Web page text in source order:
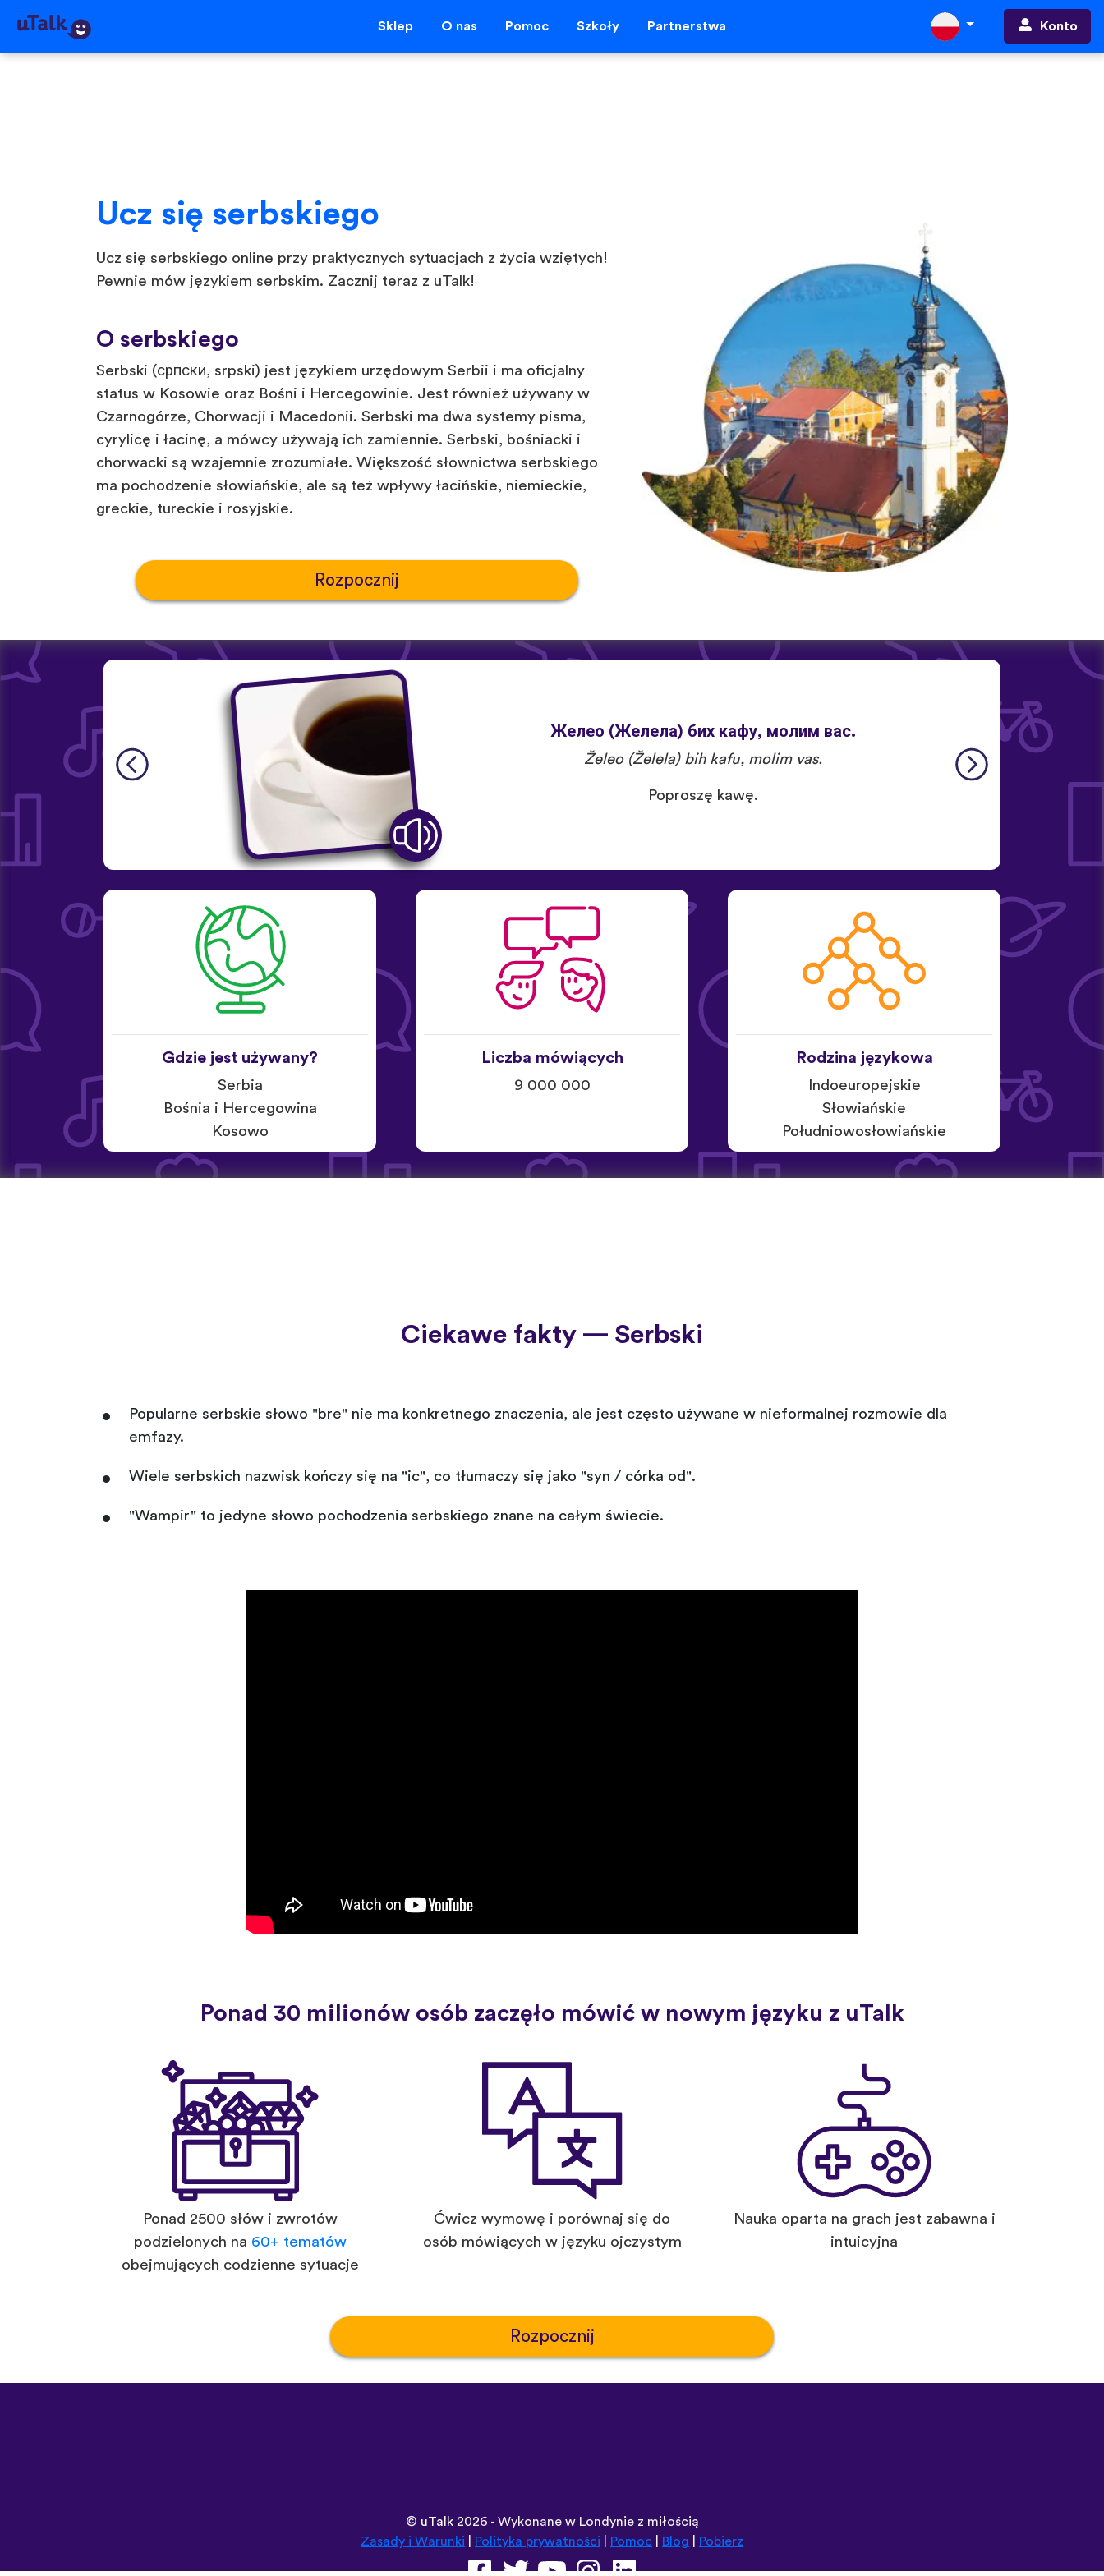
Sklep O nas Pomoc Szkoły Partnerstwa Konto
Ucz się serbskiego
Ucz się serbskiego online przy praktycznych sytuacjach z życia wziętych!
Pewnie mów językiem serbskim. Zacznij teraz z uTalk!
O serbskiego
Serbski (српски, srpski) jest językiem urzędowym Serbii i ma oficjalny
status w Kosowie oraz Bośni i Hercegowinie. Jest również używany w
Czarnogórze, Chorwacji i Macedonii. Serbski ma dwa systemy pisma,
cyrylicę i łacinę, a mówcy używają ich zamiennie. Serbski, bośniacki i
chorwacki są wzajemnie zrozumiałe. Większość słownictwa serbskiego
ma pochodzenie słowiańskie, ale są też wpływy łacińskie, niemieckie,
greckie, tureckie i rosyjskie.
Rozpocznij
Желео (Желела) бих кафу, молим вас.
Želeo (Želela) bih kafu, molim vas.
Poproszę kawę.
Gdzie jest używany?
Serbia
Bośnia i Hercegowina
Kosowo
Liczba mówiących
9 000 000
Rodzina językowa
Indoeuropejskie
Słowiańskie
Południowosłowiańskie
Ciekawe fakty — Serbski
Popularne serbskie słowo "bre" nie ma konkretnego znaczenia, ale jest często używane w nieformalnej rozmowie dla
emfazy.
Wiele serbskich nazwisk kończy się na "ic", co tłumaczy się jako "syn / córka od".
"Wampir" to jedyne słowo pochodzenia serbskiego znane na całym świecie.
Ponad 30 milionów osób zaczęło mówić w nowym języku z uTalk
Ponad 2500 słów i zwrotów
podzielonych na 60+ tematów
obejmujących codzienne sytuacje
Ćwicz wymowę i porównaj się do
osób mówiących w języku ojczystym
Nauka oparta na grach jest zabawna i
intuicyjna
Rozpocznij
© uTalk2026 - Wykonane w Londynie z miłością
Zasady i Warunki
Polityka prywatności Pomoc Blog Pobierz